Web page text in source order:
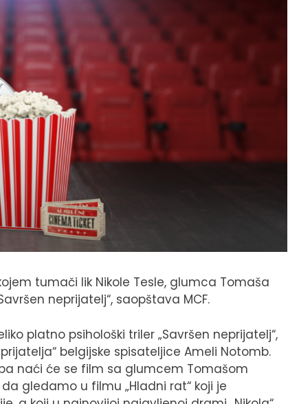
tumači lik Nikole Tesle, glumca Tomaša
neprijatelj“, saopštava MCF.
platno psihološki triler „Savršen neprijatelj“,
belgijske spisateljice Ameli Notomb.
naći će se film sa glumcem Tomašom
gledamo u filmu „Hladni rat“ koji je